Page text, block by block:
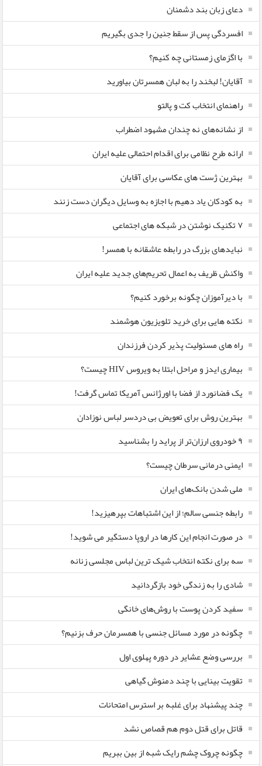
دعای زبان بند دشمنان
افسردگی پس از سقط جنین را جدی بگیریم
با اگزمای زمستانی چه کنیم؟
آقایان! لبخند را به لبان همسرتان بیاورید
راهنمای انتخاب کت و پالتو
از نشانه‌های نه چندان مشهود اضطراب
ارائه طرح نظامی برای اقدام احتمالی علیه ایران
بهترین ژست های عکاسی برای آقایان
به کودکان یاد دهیم با اجازه به وسایل دیگران دست زنند
۷ تکنیک نوشتن در شبکه های اجتماعی
نبایدهای بزرگ در رابطه عاشقانه با همسر!
واکنش ظریف به اعمال تحریم‌های جدید علیه ایران
با دیرآموزان چگونه برخورد کنیم؟
نکته هایی برای خرید تلویزیون هوشمند
راه های مسئولیت پذیر کردن فرزندان
بیماری ایدز و مراحل ابتلا به ویروس HIV چیست؟
یک فضانورد از فضا با اورژانس آمریکا تماس گرفت!
بهترین روش برای تعویض بی دردسر لباس نوزادان
٩ خودروی ارزان‌تر از پراید را بشناسید
ایمنی درمانی سرطان چیست؟
ملی شدن بانک‌های ایران
رابطه جنسی سالم؛ از این اشتباهات بپرهیزید!
در صورت انجام این کارها در اروپا دستگیر می شوید!
سه برای نکته انتخاب شیک ترین لباس مجلسی زنانه
شادی را به زندگی خود بازگردانید
سفید کردن پوست با روش‌های خانگی
چگونه در مورد مسائل جنسی با همسرمان حرف بزنیم؟
بررسی وضع عشایر در دوره پهلوی اول
تقویت بینایی با چند دمنوش گیاهی
چند پیشنهاد برای غلبه بر استرس امتحانات
قاتل برای قتل دوم هم قصاص نشد
چگونه چروک چشم رایک شبه از بین ببریم